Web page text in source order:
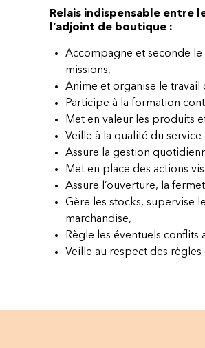
Relais indispensable entre
l’adjoint de boutique :
Accompagne et seconde
missions,
Anime et organise le travail
Participe à la formation
Met en valeur les produits
Veille à la qualité du service
Assure la gestion
Met en place des actions
Assure l’ouverture, la
Gère les stocks, supervise
marchandise,
Règle les éventuels conflits
Veille au respect des règles